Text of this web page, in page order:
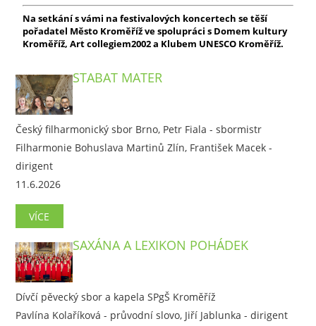
Na setkání s vámi na festivalových koncertech se těší
pořadatel Město Kroměříž ve spolupráci s Domem kultury
Kroměříž, Art collegiem2002 a Klubem UNESCO Kroměříž.
STABAT MATER
Český filharmonický sbor Brno, Petr Fiala - sbormistr
Filharmonie Bohuslava Martinů Zlín, František Macek -
dirigent
11.6.2026
VÍCE
SAXÁNA A LEXIKON POHÁDEK
Dívčí pěvecký sbor a kapela SPgŠ Kroměříž
Pavlína Kolaříková - průvodní slovo, Jiří Jablunka - dirigent